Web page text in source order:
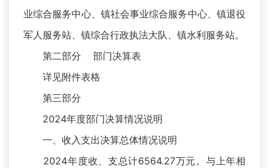
业综合服务中心、镇社会事业综合服务中心、镇退役
军人服务站、镇综合行政执法大队、镇水利服务站。
第二部分 部门决算表
详见附件表格
第三部分
2024年度部门决算情况说明
一、收入支出决算总体情况说明
2024年度收、支总计6564.27万元。与上年相